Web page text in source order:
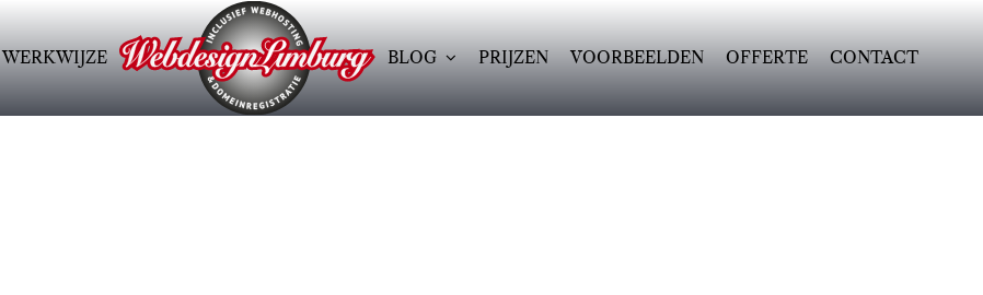
WERKWIJZE BLOG PRIJZEN VOORBEELDEN OFFERTE CONTACT